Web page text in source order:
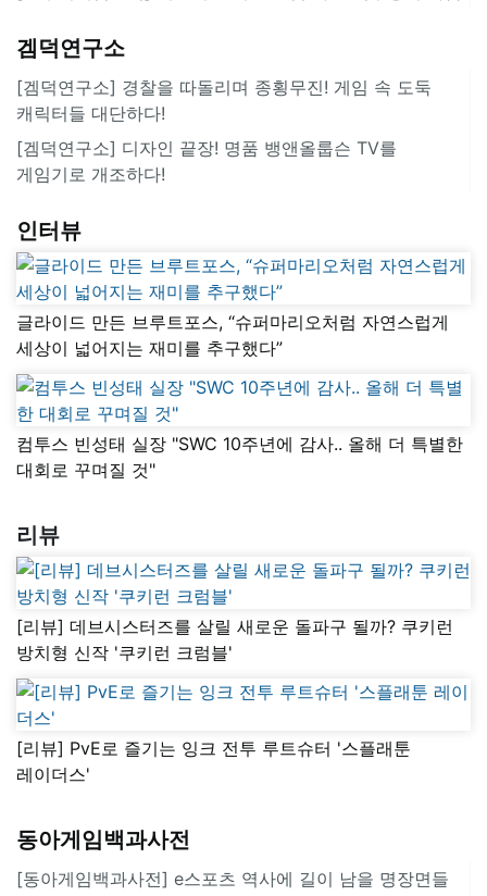
겜덕연구소
[겜덕연구소] 경찰을 따돌리며 종횡무진! 게임 속 도둑
캐릭터들 대단하다!
[겜덕연구소] 디자인 끝장! 명품 뱅앤올룹슨 TV를
게임기로 개조하다!
인터뷰
글라이드 만든 브루트포스, “슈퍼마리오처럼 자연스럽게
세상이 넓어지는 재미를 추구했다”
컴투스 빈성태 실장 "SWC 10주년에 감사.. 올해 더 특별한
대회로 꾸며질 것"
리뷰
[리뷰] 데브시스터즈를 살릴 새로운 돌파구 될까? 쿠키런
방치형 신작 '쿠키런 크럼블'
[리뷰] PvE로 즐기는 잉크 전투 루트슈터 '스플래툰
레이더스'
동아게임백과사전
[동아게임백과사전] e스포츠 역사에 길이 남을 명장면들